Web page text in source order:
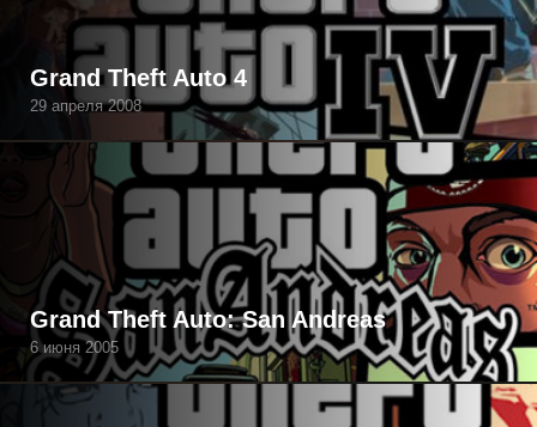
Grand Theft Auto 4
29 апреля 2008
Grand Theft Auto: San Andreas
6 июня 2005